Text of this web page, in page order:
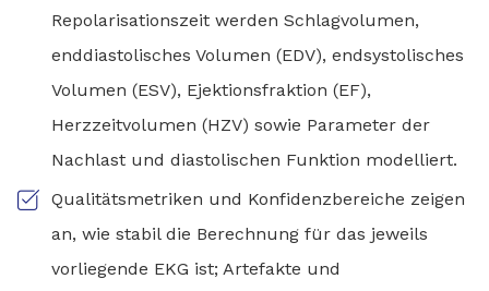
Repolarisationszeit werden Schlagvolumen,
enddiastolisches Volumen (EDV), endsystolisches
Volumen (ESV), Ejektionsfraktion (EF),
Herzzeitvolumen (HZV) sowie Parameter der
Nachlast und diastolischen Funktion modelliert.
Qualitätsmetriken und Konfidenzbereiche zeigen
an, wie stabil die Berechnung für das jeweils
vorliegende EKG ist; Artefakte und